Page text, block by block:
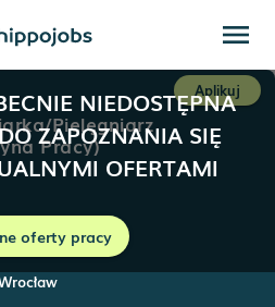
menu
NIEDOSTĘPNA
ZAPOZNANIA SIĘ
OFERTAMI
oferty pracy
Aplikuj
Pielęgniarz
Pracy)